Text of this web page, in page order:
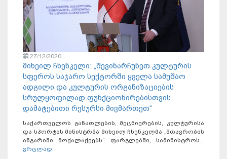
27/12/2020
მიხეილ ჩხენკელი: „შევინარჩუნეთ კულტურის
სფეროს საჯარო სექტორში ყველა სამუშაო
ადგილი და კულტურის ორგანიზაციების
სრულყოფილად ფუნქციონირებისთვის
დამატებითი რესურსი მივმართეთ“
საქართველოს განათლების, მეცნიერების, კულტურისა
და სპორტის მინისტრმა მიხეილ ჩხენკელმა „მთავრობის
ანგარიში მოქალაქეებს“ ფარგლებში, სამინისტროს...
ვრცლად